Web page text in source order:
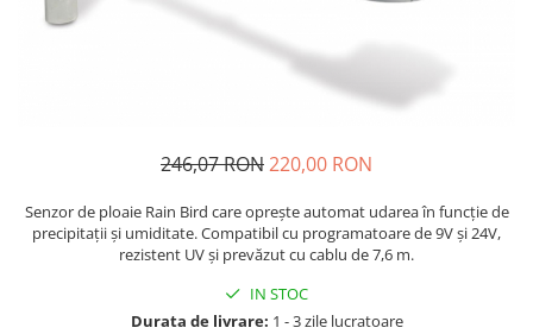
246,07 RON220,00 RON
Senzor de ploaie Rain Bird care oprește automat udarea în funcție de
precipitații și umiditate. Compatibil cu programatoare de 9V și 24V,
rezistent UV și prevăzut cu cablu de 7,6 m.
IN STOC
Durata de livrare: 1 - 3 zile lucratoare